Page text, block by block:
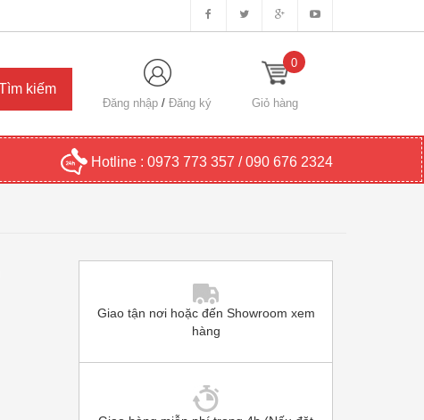
Đăng nhập /Đăng ký Giỏ hàng
0
Hotline : 0973 773 357 / 090 676 2324
Giao tận nơi hoặc đến Showroom xem
hàng